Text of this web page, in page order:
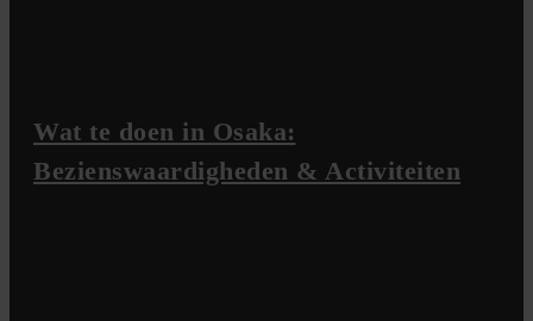
Wat te doen in Osaka:
Bezienswaardigheden & Activiteiten